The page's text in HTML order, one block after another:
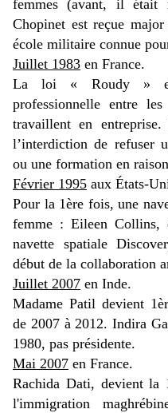
femmes (avant, il était
Chopinet est reçue
école militaire connue
Juillet 1983 en France.
La loi « Roudy »
professionnelle entre
travaillent en
l’interdiction de refuser
ou une formation en
Février 1995 aux États-
Pour la 1ère fois, une
femme : Eileen Collins,
navette spatiale
début de la collaboration
Juillet 2007 en Inde.
Madame Patil devient
de 2007 à 2012. Indira
1980, pas présidente.
Mai 2007 en France.
Rachida Dati, devient la
l'immigration